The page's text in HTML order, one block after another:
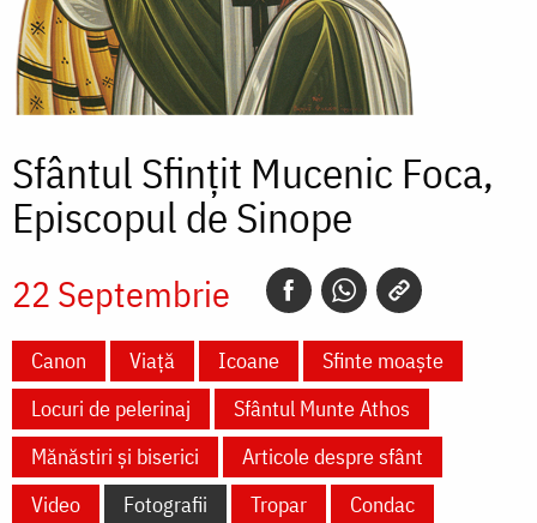
Sfântul Sfințit Mucenic Foca,
Episcopul de Sinope
22 Septembrie
Canon Viață Icoane
Sfinte moaște
Locuri de pelerinaj
Sfântul Munte Athos
Mănăstiri și biserici
Articole despre sfânt
Video
Fotografii Tropar
Condac